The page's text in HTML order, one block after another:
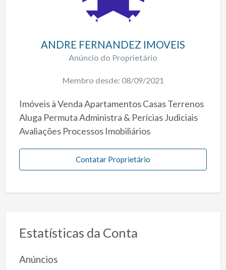
ANDRE FERNANDEZ IMOVEIS
Anúncio do Proprietário
Membro desde: 08/09/2021
Imóveis à Venda Apartamentos Casas Terrenos
Aluga Permuta Administra & Perícias Judiciais
Avaliações Processos Imobiliários
Contatar Proprietário
Estatísticas da Conta
Anúncios